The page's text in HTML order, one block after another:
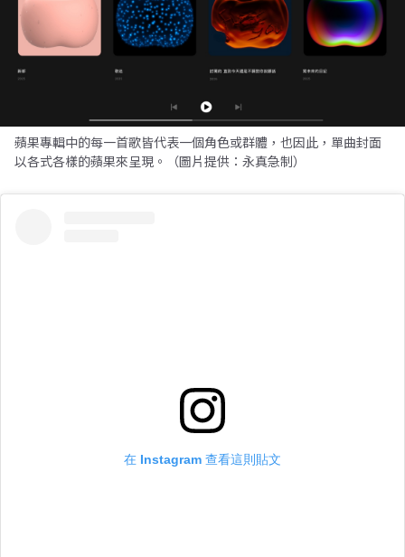
蘋果專輯中的每一首歌皆代表一個角色或群體，也因此，單曲封面
以各式各樣的蘋果來呈現。（圖片提供：永真急制）
在 Instagram 查看這則貼文